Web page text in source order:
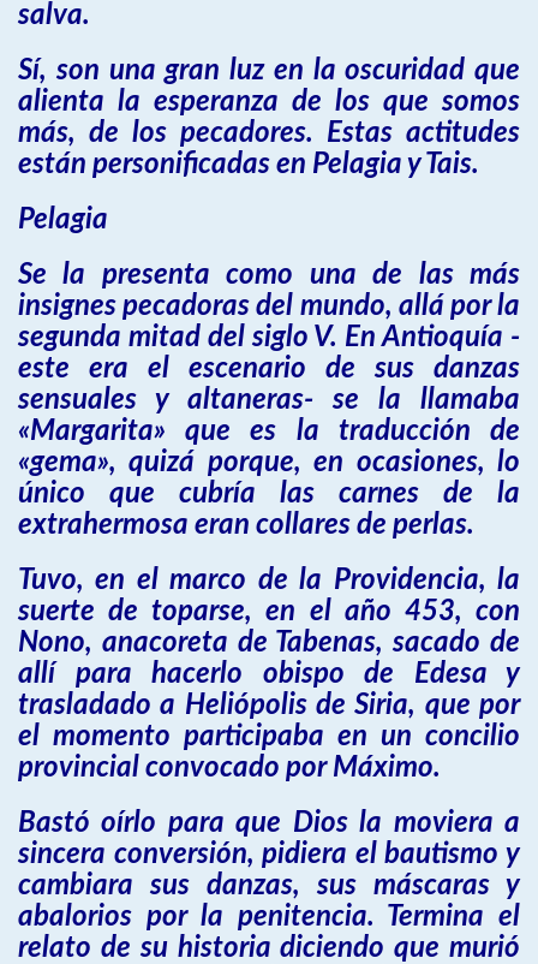
salva.
Sí, son una gran luz en la oscuridad que
alienta la esperanza de los que somos
más, de los pecadores. Estas actitudes
están personificadas en Pelagia y Tais.
Pelagia
Se la presenta como una de las más
insignes pecadoras del mundo, allá por la
segunda mitad del siglo V. En Antioquía -
este era el escenario de sus danzas
sensuales y altaneras- se la llamaba
«Margarita» que es la traducción de
«gema», quizá porque, en ocasiones, lo
único que cubría las carnes de la
extrahermosa eran collares de perlas.
Tuvo, en el marco de la Providencia, la
suerte de toparse, en el año 453, con
Nono, anacoreta de Tabenas, sacado de
allí para hacerlo obispo de Edesa y
trasladado a Heliópolis de Siria, que por
el momento participaba en un concilio
provincial convocado por Máximo.
Bastó oírlo para que Dios la moviera a
sincera conversión, pidiera el bautismo y
cambiara sus danzas, sus máscaras y
abalorios por la penitencia. Termina el
relato de su historia diciendo que murió